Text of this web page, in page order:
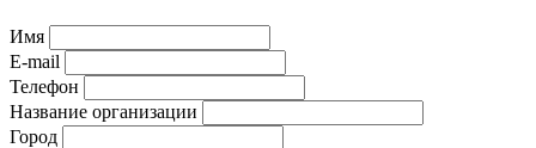
Имя
E-mail
Телефон
Название организации
Город